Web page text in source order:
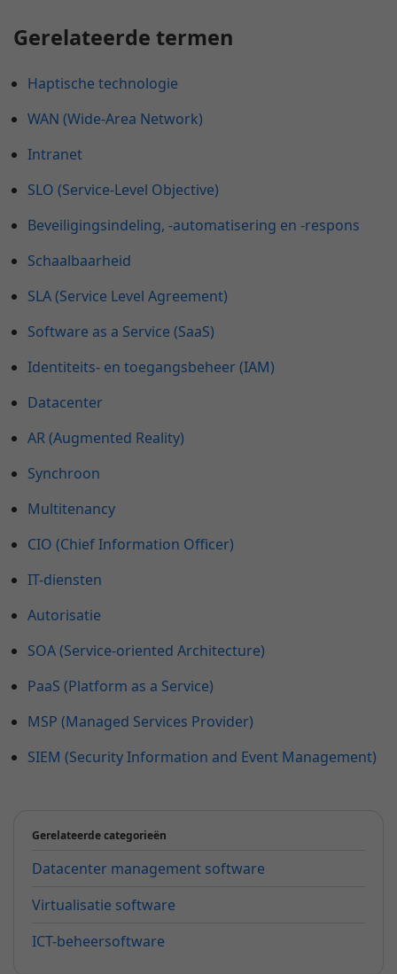
Gerelateerde termen
Haptische technologie
WAN (Wide-Area Network)
Intranet
SLO (Service-Level Objective)
Beveiligingsindeling, -automatisering en -respons
Schaalbaarheid
SLA (Service Level Agreement)
Software as a Service (SaaS)
Identiteits- en toegangsbeheer (IAM)
Datacenter
AR (Augmented Reality)
Synchroon
Multitenancy
CIO (Chief Information Officer)
IT-diensten
Autorisatie
SOA (Service-oriented Architecture)
PaaS (Platform as a Service)
MSP (Managed Services Provider)
SIEM (Security Information and Event Management)
Gerelateerde categorieën
Datacenter management software
Virtualisatie software
ICT-beheersoftware